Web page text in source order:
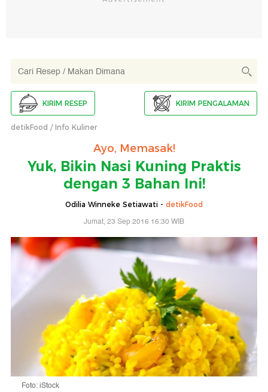
KIRIM RESEP KIRIM PENGALAMAN
detikFood Info Kuliner
Ayo, Memasak!
Yuk, Bikin Nasi Kuning Praktis
dengan 3 Bahan Ini!
Odilia Winneke Setiawati - detikFood
Jumat, 23 Sep 2016 16:30 WIB
Foto: iStock